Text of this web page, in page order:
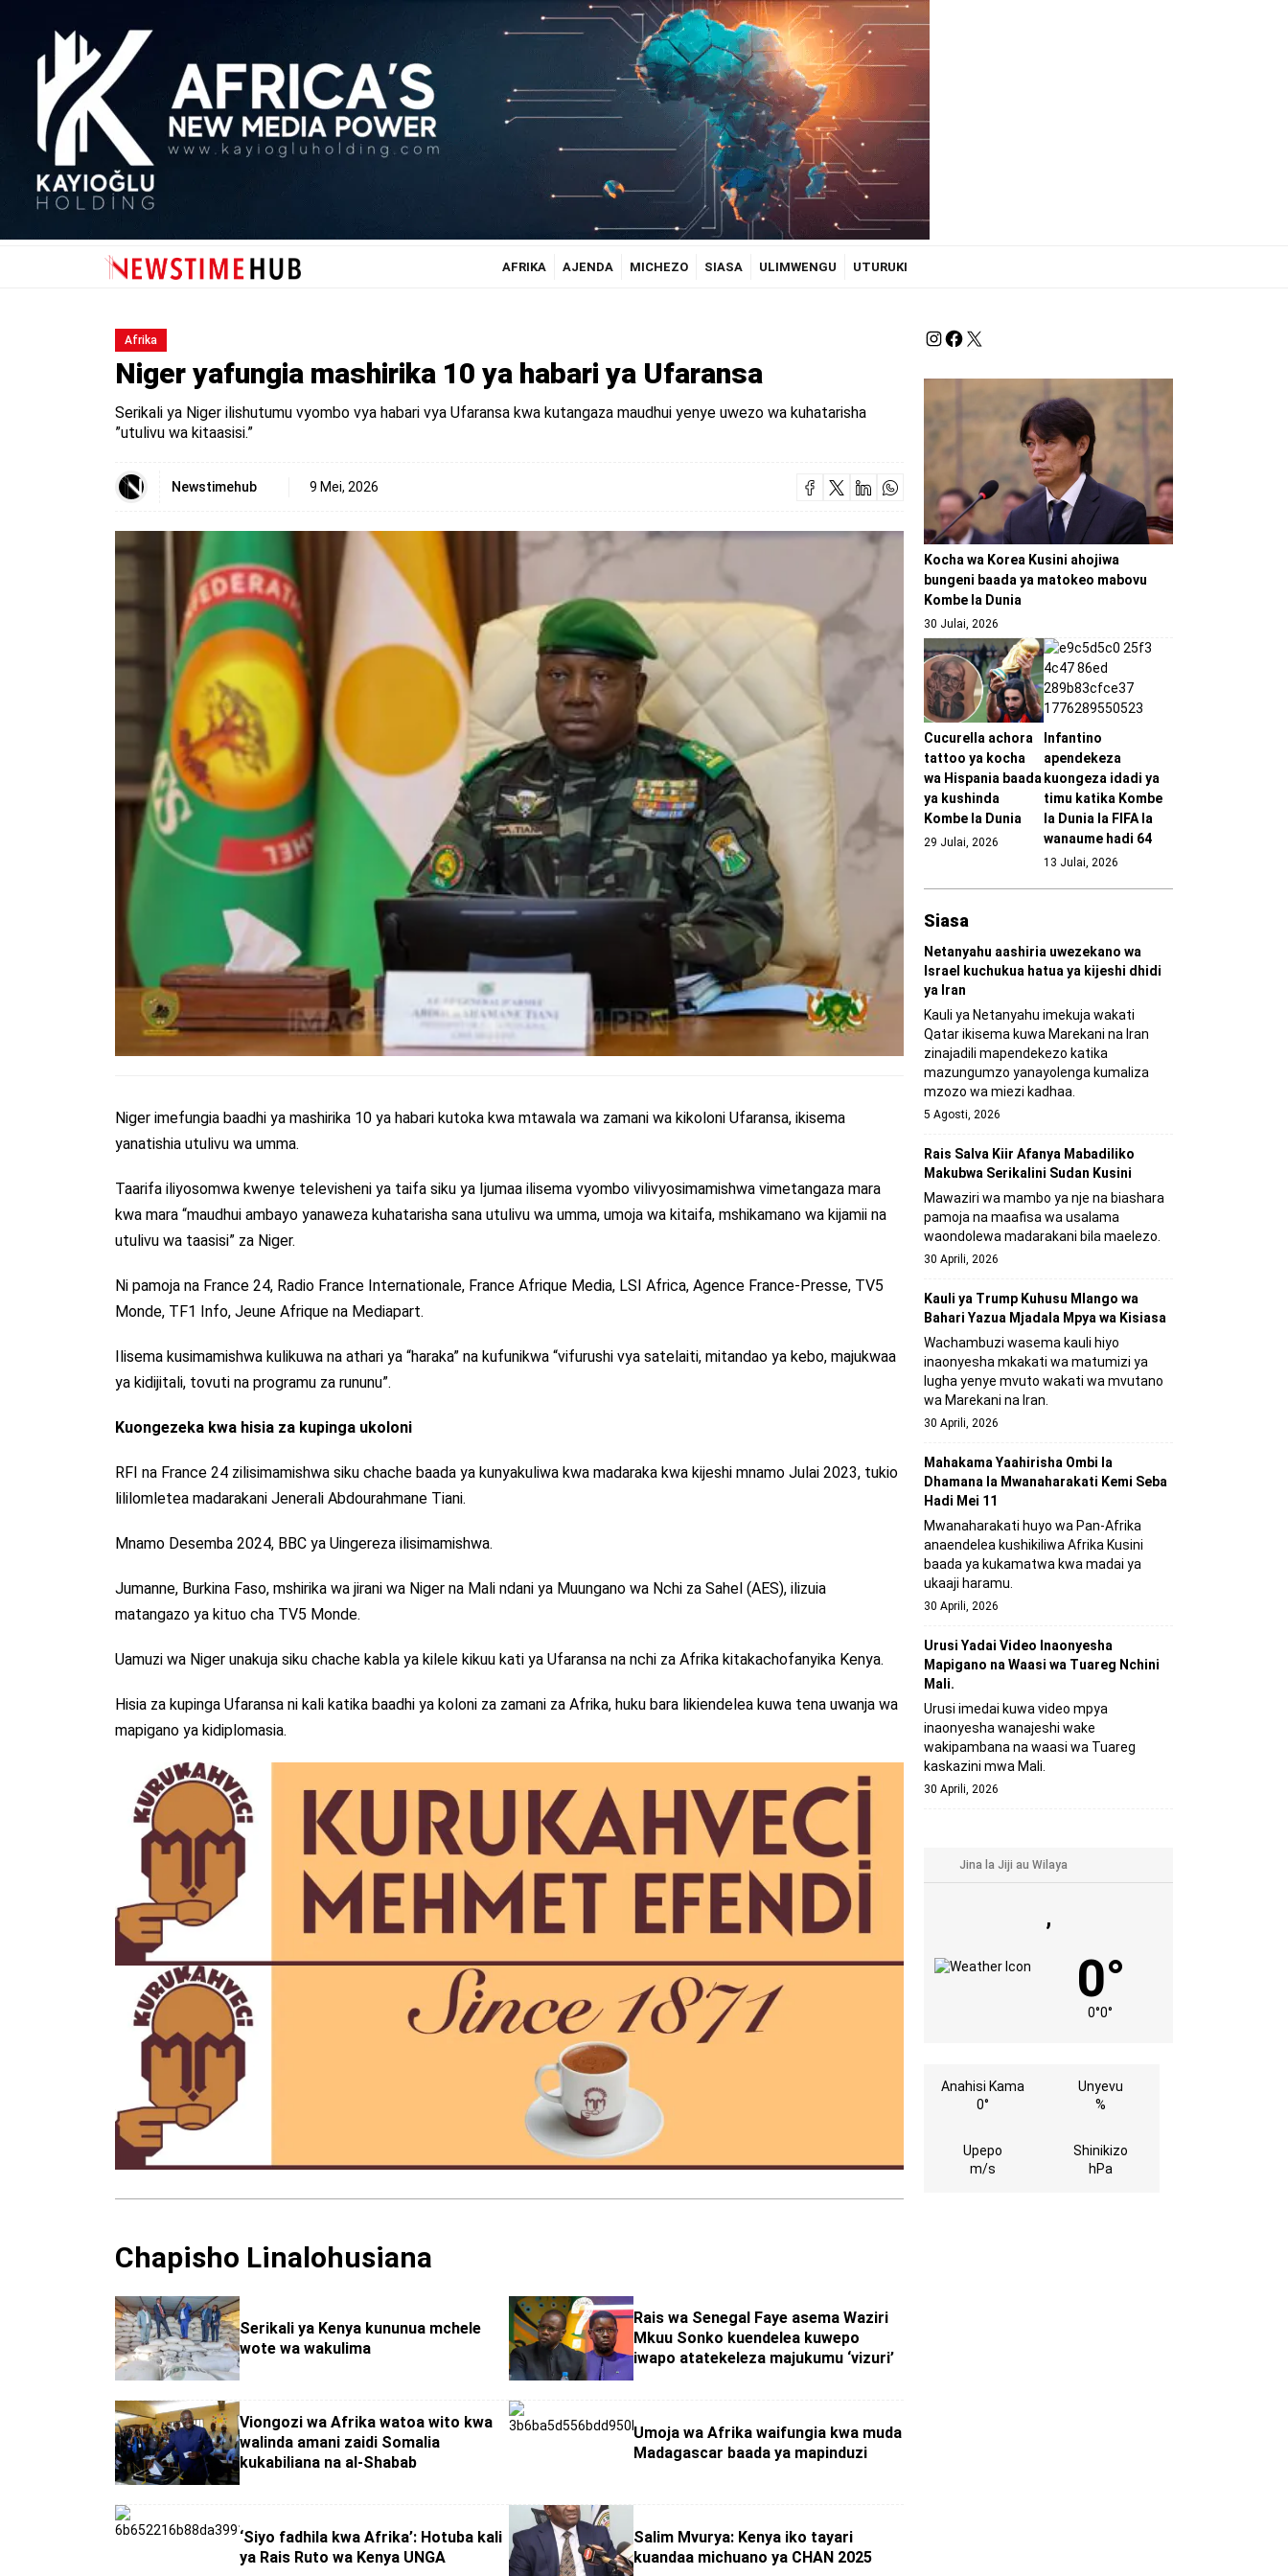
AFRIKA AJENDA MICHEZO SIASA ULIMWENGU UTURUKI
Afrika
Niger yafungia mashirika 10 ya habari ya Ufaransa
Serikali ya Niger ilishutumu vyombo vya habari vya Ufaransa kwa kutangaza maudhui yenye uwezo wa kuhatarisha
”utulivu wa kitaasisi.”
Newstimehub 9 Mei, 2026
Niger imefungia baadhi ya mashirika 10 ya habari kutoka kwa mtawala wa zamani wa kikoloni Ufaransa, ikisema
yanatishia utulivu wa umma.
Taarifa iliyosomwa kwenye televisheni ya taifa siku ya Ijumaa ilisema vyombo vilivyosimamishwa vimetangaza mara
kwa mara “maudhui ambayo yanaweza kuhatarisha sana utulivu wa umma, umoja wa kitaifa, mshikamano wa kijamii na
utulivu wa taasisi” za Niger.
Ni pamoja na France 24, Radio France Internationale, France Afrique Media, LSI Africa, Agence France-Presse, TV5
Monde, TF1 Info, Jeune Afrique na Mediapart.
Ilisema kusimamishwa kulikuwa na athari ya “haraka” na kufunikwa “vifurushi vya satelaiti, mitandao ya kebo, majukwaa
ya kidijitali, tovuti na programu za rununu”.
Kuongezeka kwa hisia za kupinga ukoloni
RFI na France 24 zilisimamishwa siku chache baada ya kunyakuliwa kwa madaraka kwa kijeshi mnamo Julai 2023, tukio
lililomletea madarakani Jenerali Abdourahmane Tiani.
Mnamo Desemba 2024, BBC ya Uingereza ilisimamishwa.
Jumanne, Burkina Faso, mshirika wa jirani wa Niger na Mali ndani ya Muungano wa Nchi za Sahel (AES), ilizuia
matangazo ya kituo cha TV5 Monde.
Uamuzi wa Niger unakuja siku chache kabla ya kilele kikuu kati ya Ufaransa na nchi za Afrika kitakachofanyika Kenya.
Hisia za kupinga Ufaransa ni kali katika baadhi ya koloni za zamani za Afrika, huku bara likiendelea kuwa tena uwanja wa
mapigano ya kidiplomasia.
Chapisho Linalohusiana
Serikali ya Kenya kununua mchele
wote wa wakulima
Rais wa Senegal Faye asema Waziri
Mkuu Sonko kuendelea kuwepo
iwapo atatekeleza majukumu ‘vizuri’
Viongozi wa Afrika watoa wito kwa
walinda amani zaidi Somalia
kukabiliana na al-Shabab
Umoja wa Afrika waifungia kwa muda
Madagascar baada ya mapinduzi
‘Siyo fadhila kwa Afrika’: Hotuba kali
ya Rais Ruto wa Kenya UNGA
Salim Mvurya: Kenya iko tayari
kuandaa michuano ya CHAN 2025
Kocha wa Korea Kusini ahojiwa
bungeni baada ya matokeo mabovu
Kombe la Dunia
30 Julai, 2026
Cucurella achora
tattoo ya kocha
wa Hispania baada
ya kushinda
Kombe la Dunia
29 Julai, 2026
Infantino
apendekeza
kuongeza idadi ya
timu katika Kombe
la Dunia la FIFA la
wanaume hadi 64
13 Julai, 2026
Siasa
Netanyahu aashiria uwezekano wa
Israel kuchukua hatua ya kijeshi dhidi
ya Iran
Kauli ya Netanyahu imekuja wakati
Qatar ikisema kuwa Marekani na Iran
zinajadili mapendekezo katika
mazungumzo yanayolenga kumaliza
mzozo wa miezi kadhaa.
5 Agosti, 2026
Rais Salva Kiir Afanya Mabadiliko
Makubwa Serikalini Sudan Kusini
Mawaziri wa mambo ya nje na biashara
pamoja na maafisa wa usalama
waondolewa madarakani bila maelezo.
30 Aprili, 2026
Kauli ya Trump Kuhusu Mlango wa
Bahari Yazua Mjadala Mpya wa Kisiasa
Wachambuzi wasema kauli hiyo
inaonyesha mkakati wa matumizi ya
lugha yenye mvuto wakati wa mvutano
wa Marekani na Iran.
30 Aprili, 2026
Mahakama Yaahirisha Ombi la
Dhamana la Mwanaharakati Kemi Seba
Hadi Mei 11
Mwanaharakati huyo wa Pan-Afrika
anaendelea kushikiliwa Afrika Kusini
baada ya kukamatwa kwa madai ya
ukaaji haramu.
30 Aprili, 2026
Urusi Yadai Video Inaonyesha
Mapigano na Waasi wa Tuareg Nchini
Mali.
Urusi imedai kuwa video mpya
inaonyesha wanajeshi wake
wakipambana na waasi wa Tuareg
kaskazini mwa Mali.
30 Aprili, 2026
,
0°
0°0°
Anahisi Kama
0°
Unyevu
%
Upepo
m/s
Shinikizo
hPa